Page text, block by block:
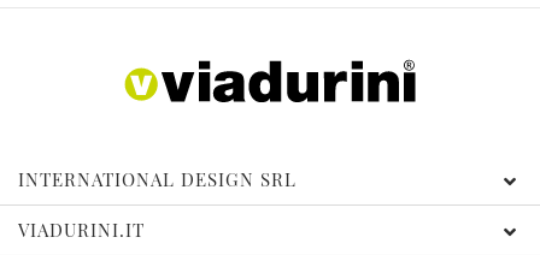
INTERNATIONAL DESIGN SRL
VIADURINI.IT